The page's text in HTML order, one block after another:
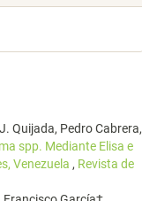
Quijada, Pedro Cabrera,
spp. Mediante Elisa e
Venezuela , Revista de